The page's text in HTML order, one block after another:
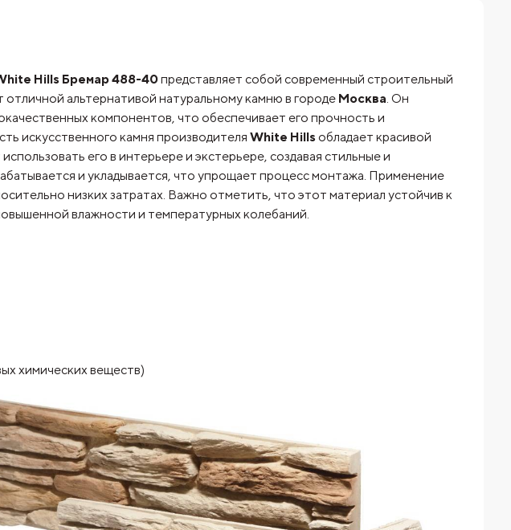
Hills Бремар 488-40представляет собой современный строительный
альтернативой натуральному камню в городе Москва . Он
компонентов, что обеспечивает его прочность и
искусственного камня производителя White Hills обладает красивой
его в интерьере и экстерьере, создавая стильные и
и укладывается, что упрощает процесс монтажа. Применение
низких затратах. Важно отметить, что этот материал устойчив к
влажности и температурных колебаний.
химических веществ)